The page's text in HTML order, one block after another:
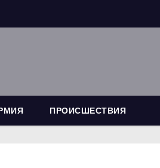
ПРОИСШЕСТВИЯ